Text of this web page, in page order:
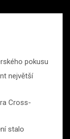
pokusu
největší
Cross-
stalo